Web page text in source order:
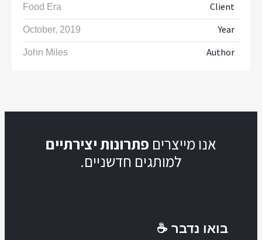
Client
Food Era
Year
October, 2019
Author
John Miles
אנו מייצרים פתרונות יצירתיים
למותגים חדשניים.
בואו נדבר ☕️